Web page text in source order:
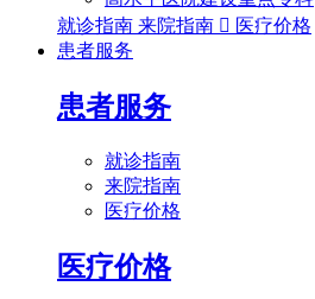
就诊指南 来院指南  医疗价格
患者服务
患者服务
就诊指南
来院指南
医疗价格
医疗价格